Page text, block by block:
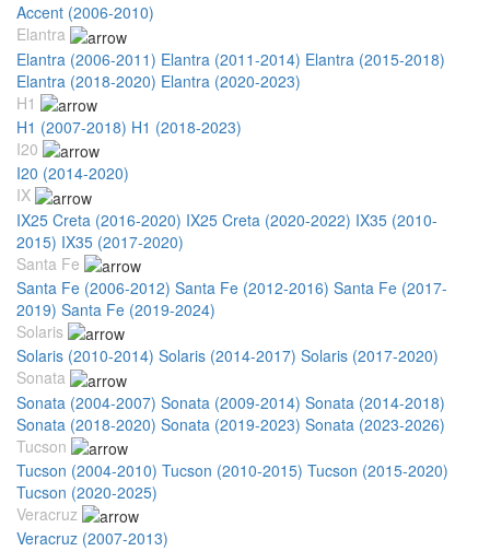
Accent (2006-2010)
Elantra
Elantra (2006-2011) Elantra (2011-2014) Elantra (2015-2018)
Elantra (2018-2020) Elantra (2020-2023)
H1
H1 (2007-2018) H1 (2018-2023)
I20
I20 (2014-2020)
IX
IX25 Creta (2016-2020) IX25 Creta (2020-2022) IX35 (2010-
2015) IX35 (2017-2020)
Santa Fe
Santa Fe (2006-2012) Santa Fe (2012-2016) Santa Fe (2017-
2019) Santa Fe (2019-2024)
Solaris
Solaris (2010-2014) Solaris (2014-2017) Solaris (2017-2020)
Sonata
Sonata (2004-2007) Sonata (2009-2014) Sonata (2014-2018)
Sonata (2018-2020) Sonata (2019-2023) Sonata (2023-2026)
Tucson
Tucson (2004-2010) Tucson (2010-2015) Tucson (2015-2020)
Tucson (2020-2025)
Veracruz
Veracruz (2007-2013)